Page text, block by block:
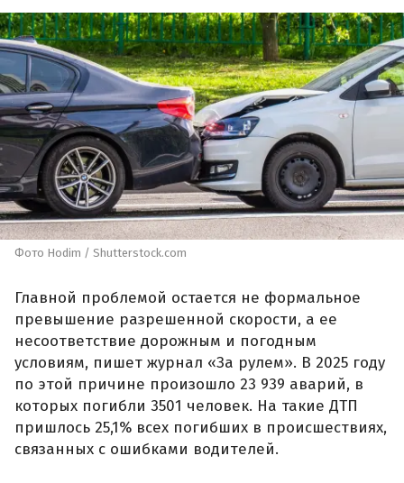
Фото Hodim / Shutterstock.com
Главной проблемой остается не формальное
превышение разрешенной скорости, а ее
несоответствие дорожным и погодным
условиям, пишет журнал «За рулем». В 2025 году
по этой причине произошло 23 939 аварий, в
которых погибли 3501 человек. На такие ДТП
пришлось 25,1% всех погибших в происшествиях,
связанных с ошибками водителей.